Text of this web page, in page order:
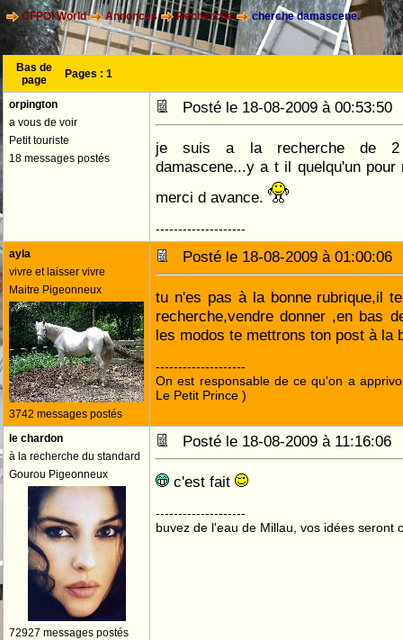
CFPOI World Annonces Recherche cherche damascene.
Bas de
page
Pages : 1
orpington
a vous de voir
Petit touriste
18 messages postés
Posté le 18-08-2009 à
je suis a la recherche de 2
damascene...y a t il quelqu'un
merci d avance.
--------------------
ayla
vivre et laisser vivre
Maitre Pigeonneux
3742 messages postés
Posté le 18-08-2009 à
tu n'es pas à la bonne rubrique,il
recherche,vendre donner ,en bas
les modos te mettrons ton post à la
--------------------
On est responsable de ce qu'on a
Le Petit Prince )
le chardon
à la recherche du standard
Gourou Pigeonneux
72927 messages postés
Posté le 18-08-2009 à
c'est fait
--------------------
buvez de l'eau de Millau, vos idées seront